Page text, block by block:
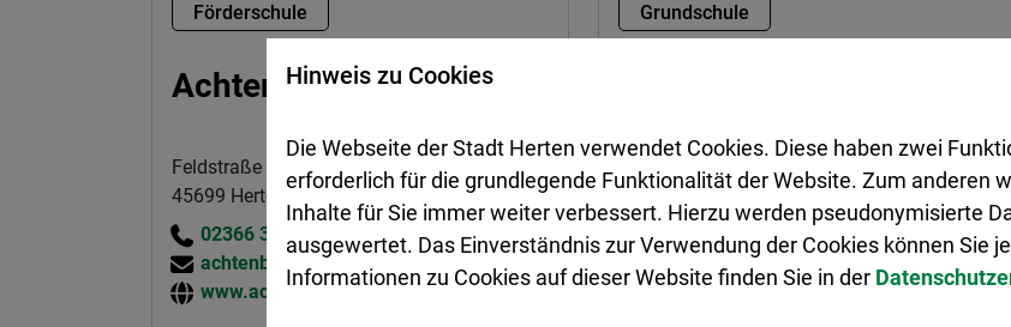
Förderschule
Achtenbeckschule
Feldstraße 43
45699 Herten
02366 303-960
achtenbeckschule@herten.de
www.achtenbeck-schule.de
Grundschule
Wallstraße 32
02366 303-810
barbaraschule@herten.de
www.barbaraschule-herten.de
Hinweis zu Cookies
Die Webseite der Stadt Herten verwendet Cookies. Diese haben zwei
erforderlich für die grundlegende Funktionalität der Website. Zum anderen
Inhalte für Sie immer weiter verbessert. Hierzu werden pseudonymisierte
ausgewertet. Das Einverständnis zur Verwendung der Cookies können Sie
Informationen zu Cookies auf dieser Website finden Sie in der